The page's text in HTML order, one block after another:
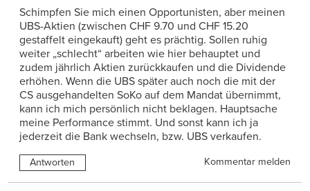
Schimpfen Sie mich einen Opportunisten, aber meinen
UBS-Aktien (zwischen CHF 9.70 und CHF 15.20
gestaffelt eingekauft) geht es prächtig. Sollen ruhig
weiter „schlecht“ arbeiten wie hier behauptet und
zudem jährlich Aktien zurückkaufen und die Dividende
erhöhen. Wenn die UBS später auch noch die mit der
CS ausgehandelten SoKo auf dem Mandat übernimmt,
kann ich mich persönlich nicht beklagen. Hauptsache
meine Performance stimmt. Und sonst kann ich ja
jederzeit die Bank wechseln, bzw. UBS verkaufen.
Antworten Kommentar melden